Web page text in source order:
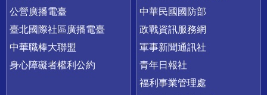
公營廣播電臺
臺北國際社區廣播電臺
中華職棒大聯盟
身心障礙者權利公約
中華民國國防部
政戰資訊服務網
軍事新聞通訊社
青年日報社
福利事業管理處